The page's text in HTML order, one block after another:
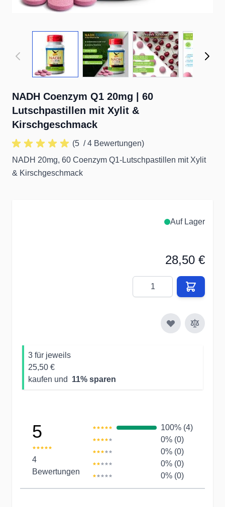
View larger imageView larger imageView larger image
NADH Coenzym Q1 20mg | 60
Lutschpastillen mit Xylit &
Kirschgeschmack
(5 / 4 Bewertungen)
NADH 20mg, 60 Coenzym Q1-Lutschpastillen mit Xylit
& Kirschgeschmack
Auf Lager
28,50 €
Menge
3 für jeweils
25,50 €
kaufen und
11% sparen
5
4
Bewertungen
100% (4)
0% (0)
0% (0)
0% (0)
0% (0)